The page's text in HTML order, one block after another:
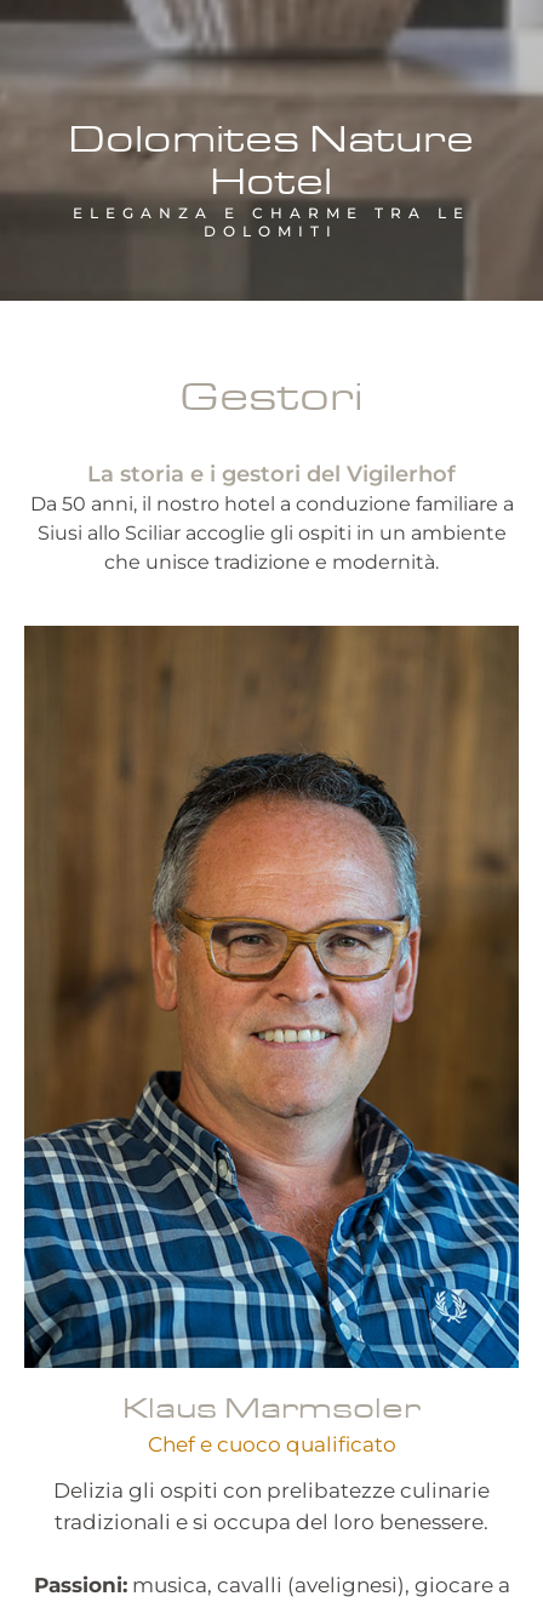
Dolomites Nature
Hotel
ELEGANZA E CHARME TRA LE
DOLOMITI
Gestori
La storia e i gestori del Vigilerhof
Da 50 anni, il nostro hotel a conduzione familiare a
Siusi allo Sciliar accoglie gli ospiti in un ambiente
che unisce tradizione e modernità.
Klaus Marmsoler
Chef e cuoco qualificato
Delizia gli ospiti con prelibatezze culinarie
tradizionali e si occupa del loro benessere.
Passioni:musica, cavalli (avelignesi), giocare a